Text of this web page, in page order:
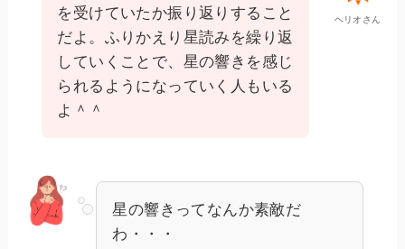
ヘリオさん
を受けていたか振り返りすること
だよ。ふりかえり星読みを繰り返
していくことで、星の響きを感じ
られるようになっていく人もいる
よ＾＾
星の響きってなんか素敵だ
わ・・・